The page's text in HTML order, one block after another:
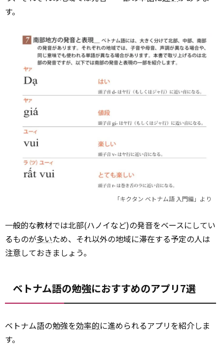
す。
「キクタン ベトナム語 入門編」より
一般的な教材では北部(ハノイなど)の発音をベースにしてい
るものが多いため、それ以外の地域に滞在する予定の人は
注意しておきましょう。
ベトナム語の勉強におすすめのアプリ7選
ベトナム語の勉強を効率的に進められるアプリを紹介しま
す。